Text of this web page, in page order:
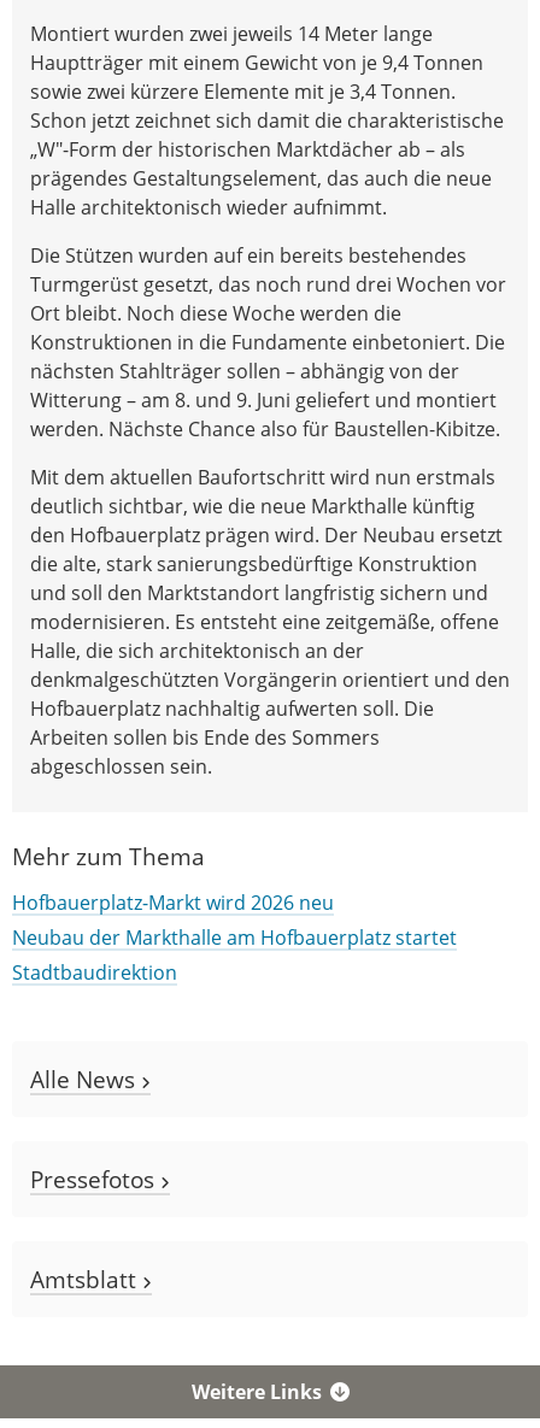
Montiert wurden zwei jeweils 14 Meter lange
Hauptträger mit einem Gewicht von je 9,4 Tonnen
sowie zwei kürzere Elemente mit je 3,4 Tonnen.
Schon jetzt zeichnet sich damit die charakteristische
„W"-Form der historischen Marktdächer ab – als
prägendes Gestaltungselement, das auch die neue
Halle architektonisch wieder aufnimmt.
Die Stützen wurden auf ein bereits bestehendes
Turmgerüst gesetzt, das noch rund drei Wochen vor
Ort bleibt. Noch diese Woche werden die
Konstruktionen in die Fundamente einbetoniert. Die
nächsten Stahlträger sollen – abhängig von der
Witterung – am 8. und 9. Juni geliefert und montiert
werden. Nächste Chance also für Baustellen-Kibitze.
Mit dem aktuellen Baufortschritt wird nun erstmals
deutlich sichtbar, wie die neue Markthalle künftig
den Hofbauerplatz prägen wird. Der Neubau ersetzt
die alte, stark sanierungsbedürftige Konstruktion
und soll den Marktstandort langfristig sichern und
modernisieren. Es entsteht eine zeitgemäße, offene
Halle, die sich architektonisch an der
denkmalgeschützten Vorgängerin orientiert und den
Hofbauerplatz nachhaltig aufwerten soll. Die
Arbeiten sollen bis Ende des Sommers
abgeschlossen sein.
Mehr zum Thema
Hofbauerplatz-Markt wird 2026 neu
Neubau der Markthalle am Hofbauerplatz startet
Stadtbaudirektion
Alle News
Pressefotos
Amtsblatt
Weitere Links